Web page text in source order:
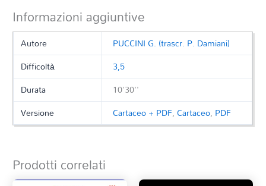
Informazioni aggiuntive
Autore
PUCCINI G. (trascr. P. Damiani)
Difficoltà
3,5
Durata
10'30''
Versione
Cartaceo + PDF,Cartaceo, PDF
Prodotti correlati